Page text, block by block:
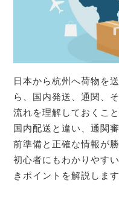
日本から杭州へ荷物を
ら、国内発送、通関、
流れを理解しておくこ
国内配送と違い、通関
前準備と正確な情報が
初心者にもわかりやす
きポイントを解説します